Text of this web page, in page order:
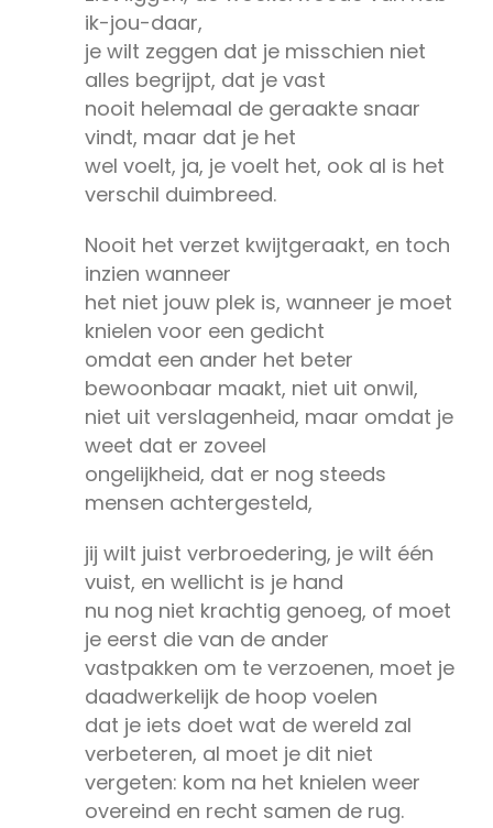
ik-jou-daar,
je wilt zeggen dat je misschien niet
alles begrijpt, dat je vast
nooit helemaal de geraakte snaar
vindt, maar dat je het
wel voelt, ja, je voelt het, ook al is het
verschil duimbreed.
Nooit het verzet kwijtgeraakt, en toch
inzien wanneer
het niet jouw plek is, wanneer je moet
knielen voor een gedicht
omdat een ander het beter
bewoonbaar maakt, niet uit onwil,
niet uit verslagenheid, maar omdat je
weet dat er zoveel
ongelijkheid, dat er nog steeds
mensen achtergesteld,
jij wilt juist verbroedering, je wilt één
vuist, en wellicht is je hand
nu nog niet krachtig genoeg, of moet
je eerst die van de ander
vastpakken om te verzoenen, moet je
daadwerkelijk de hoop voelen
dat je iets doet wat de wereld zal
verbeteren, al moet je dit niet
vergeten: kom na het knielen weer
overeind en recht samen de rug.